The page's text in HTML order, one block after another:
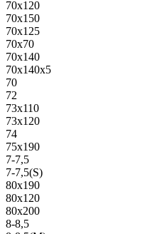
70х120
70х150
70х125
70х70
70х140
70х140х5
70
72
73х110
73х120
74
75х190
7-7,5
7-7,5(S)
80х190
80х120
80х200
8-8,5